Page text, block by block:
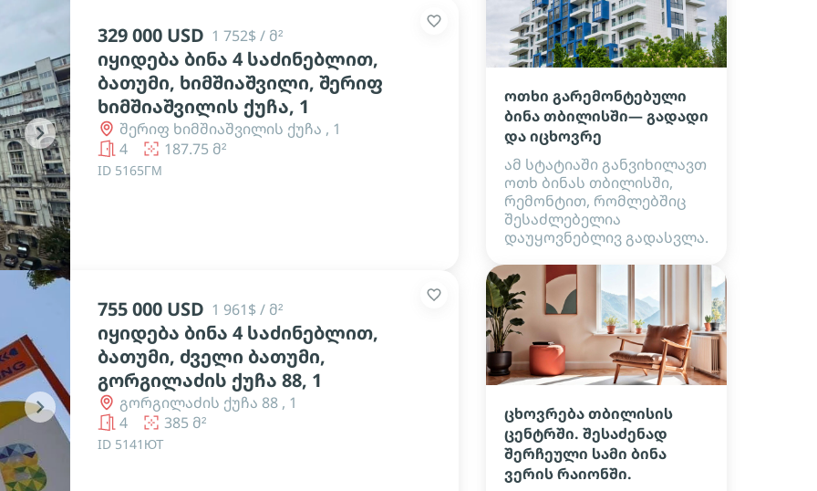
chevron_right
329 000 USD 1 752$ / მ²
იყიდება ბინა 4 საძინებლით,
ბათუმი, ხიმშიაშვილი, შერიფ
ხიმშიაშვილის ქუჩა, 1
შერიფ ხიმშიაშვილის ქუჩა , 1
4
187.75 მ²
ID 5165ГМ
chevron_right
755 000 USD 1 961$ / მ²
იყიდება ბინა 4 საძინებლით,
ბათუმი, ძველი ბათუმი,
გორგილაძის ქუჩა 88, 1
გორგილაძის ქუჩა 88 , 1
4
385 მ²
ID 5141ЮТ
ოთხი გარემონტებული
ბინა თბილისში— გადადი
და იცხოვრე
ამ სტატიაში განვიხილავთ
ოთხ ბინას თბილისში,
რემონტით, რომლებშიც
შესაძლებელია
დაუყოვნებლივ გადასვლა.
ცხოვრება თბილისის
ცენტრში. შესაძენად
შერჩეული სამი ბინა
ვერის რაიონში.